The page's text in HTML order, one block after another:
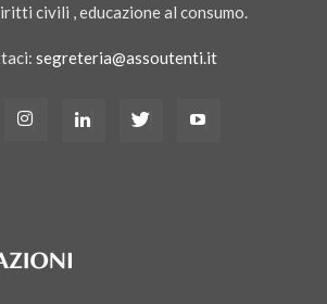
civili , educazione al consumo.
segreteria@assoutenti.it